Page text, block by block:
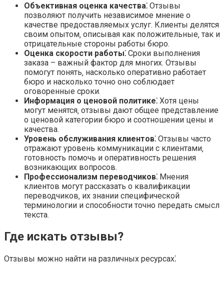
Объективная оценка качества⁚ Отзывы
позволяют получить независимое мнение о
качестве предоставляемых услуг. Клиенты делятся
своим опытом‚ описывая как положительные‚ так и
отрицательные стороны работы бюро.
Оценка скорости работы⁚ Сроки выполнения
заказа – важный фактор для многих. Отзывы
помогут понять‚ насколько оперативно работает
бюро и насколько точно оно соблюдает
оговоренные сроки.
Информация о ценовой политике⁚ Хотя цены
могут менятся‚ отзывы дают общее представление
о ценовой категории бюро и соотношении цены и
качества.
Уровень обслуживания клиентов⁚ Отзывы часто
отражают уровень коммуникации с клиентами‚
готовность помочь и оперативность решения
возникающих вопросов.
Профессионализм переводчиков⁚ Мнения
клиентов могут рассказать о квалификации
переводчиков‚ их знании специфической
терминологии и способности точно передать смысл
текста.
Где искать отзывы?
Отзывы можно найти на различных ресурсах⁚